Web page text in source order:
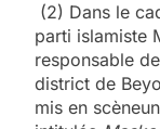
(2) Dans le
parti islamiste
responsable
district de
mis en